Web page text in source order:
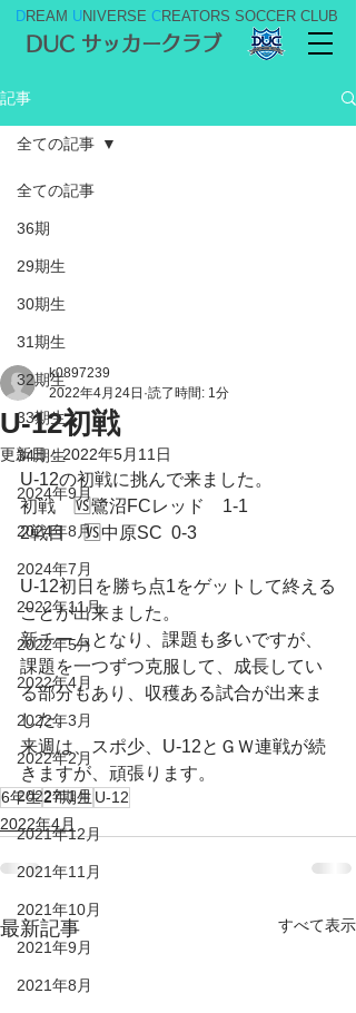
DREAM UNIVERSE CREATORS SOCCER CLUB
DUC サッカークラブ
記事
全ての記事
36期
29期生
30期生
31期生
32期生
33期生
34期生
2024年9月
2024年8月
2024年7月
2022年11月
2022年5月
2022年4月
2022年3月
2022年2月
2022年1月
2021年12月
2021年11月
2021年10月
2021年9月
2021年8月
全ての記事
U-12初戦
k0897239
2022年4月24日 読了時間: 1分
更新日：2022年5月11日
U-12の初戦に挑んで来ました。
初戦　🆚鷺沼FCレッド　1-1
2戦目　🆚中原SC  0-3
U-12初日を勝ち点1をゲットして終える
ことが出来ました。
新チームとなり、課題も多いですが、
課題を一つずつ克服して、成長してい
る部分もあり、収穫ある試合が出来ま
した。
来週は、スポ少、U-12とＧＷ連戦が続
きますが、頑張ります。
6年生27期生 U-12
2022年4月
最新記事 すべて表示